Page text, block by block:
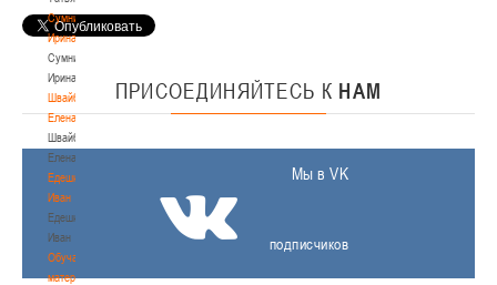
Сумникова
Ирина
Сумникова
Ирина
Швайбович
Елена
Швайбович
Елена
Едешко
Иван
Едешко
Иван
Обучающие
материалы
ПРИСОЕДИНЯЙТЕСЬ К НАМ
Мы в VK
подписчиков